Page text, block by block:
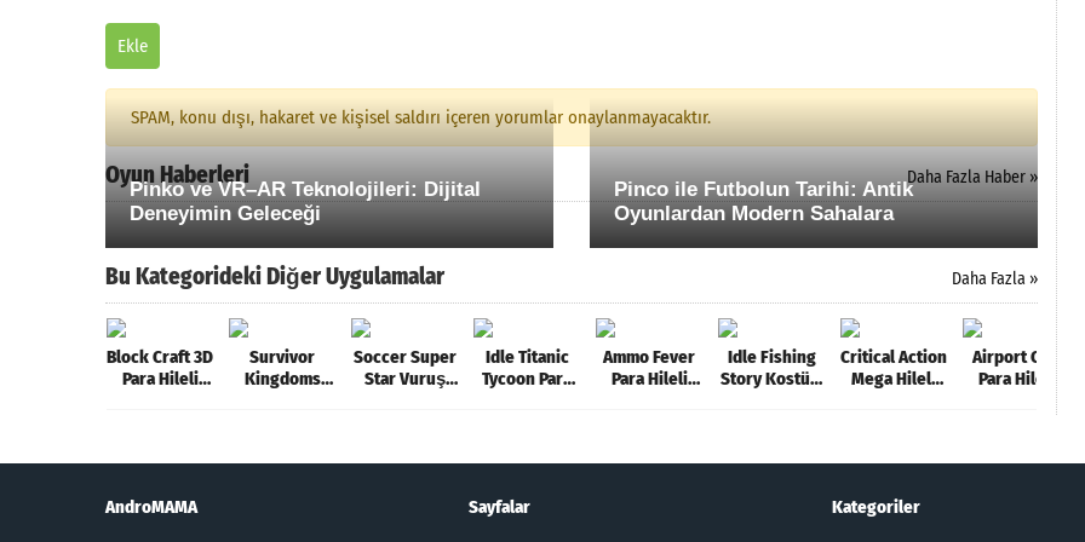
Ekle
SPAM, konu dışı, hakaret ve kişisel saldırı içeren yorumlar onaylanmayacaktır.
Oyun Haberleri Daha Fazla Haber »
Pinko ve VR–AR Teknolojileri: Dijital
Deneyimin Geleceği
Pinco ile Futbolun Tarihi: Antik
Oyunlardan Modern Sahalara
Bu Kategorideki Diğer Uygulamalar Daha Fazla »
Block Craft 3D
Para Hileli
Survivor
Kingdoms
Soccer Super
Star Vuruş
Idle Titanic
Tycoon Para
Ammo Fever
Para Hileli
Idle Fishing
Story Kostüm
Critical Action
Mega Hileli
Airport City
Para Hileli
AndroMAMA Sayfalar Kategoriler